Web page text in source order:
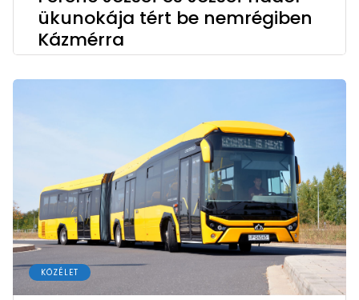
ükunokája tért be nemrégiben
Kázmérra
KÖZÉLET